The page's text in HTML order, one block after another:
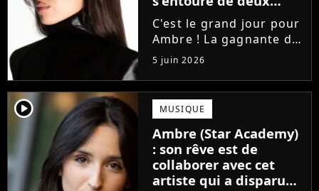
proches de Slimane
C'est le grand jour pour
Ambre ! La gagnante de
la Star Academy fait ses
premiers pas dans
l'industrie en publiant
J'me demande, un
premier single que la
chanteuse a
confectionné avec...
5 juin 2026
player2 MUSIQUE
Ambre (Star Academy)
: son rêve est de
collaborer avec cet
artiste qui a disparu